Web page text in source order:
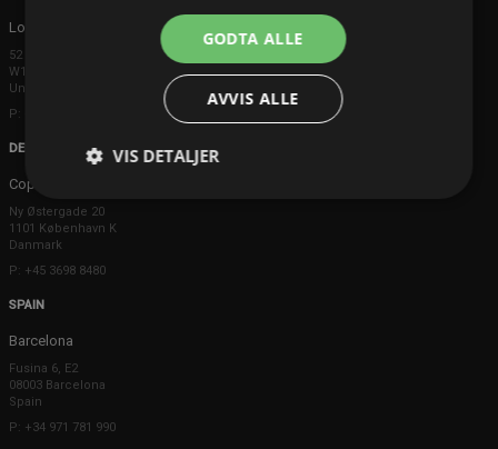
London
52 Brook Street
W1K 5DS London
United Kingdom
P: +44 203 608 8181
DENMARK
Copenhagen
Ny Østergade 20
1101 København K
Danmark
P: +45 3698 8480
SPAIN
Barcelona
Fusina 6, E2
08003 Barcelona
Spain
P: +34 971 781 990
GODTA ALLE
AVVIS ALLE
VIS DETALJER